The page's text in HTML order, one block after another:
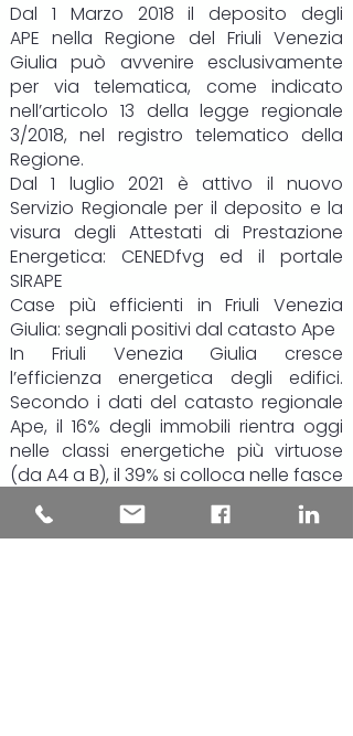
Dal 1 Marzo 2018 il deposito degli
APE nella Regione del Friuli Venezia
Giulia può avvenire esclusivamente
per via telematica, come indicato
nell’articolo 13 della legge regionale
3/2018, nel registro telematico della
Regione.
Dal 1 luglio 2021 è attivo il nuovo
Servizio Regionale per il deposito e la
visura degli Attestati di Prestazione
Energetica: CENEDfvg ed il portale
SIRAPE
Case più efficienti in Friuli Venezia
Giulia: segnali positivi dal catasto Ape
In Friuli Venezia Giulia cresce
l’efficienza energetica degli edifici.
Secondo i dati del catasto regionale
Ape, il 16% degli immobili rientra oggi
nelle classi energetiche più virtuose
(da A4 a B), il 39% si colloca nelle fasce
intermedie, mentre poco meno del
45% resta nelle classi più energivore, F